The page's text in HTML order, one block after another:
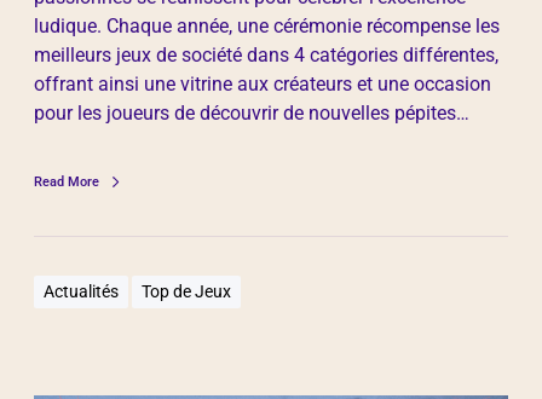
ludique. Chaque année, une cérémonie récompense les
meilleurs jeux de société dans 4 catégories différentes,
offrant ainsi une vitrine aux créateurs et une occasion
pour les joueurs de découvrir de nouvelles pépites…
Read More
Actualités Top de Jeux